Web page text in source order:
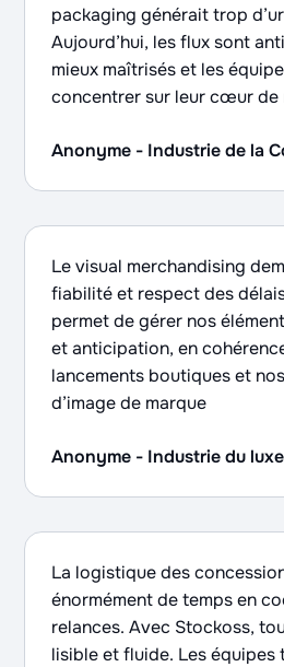
packaging générait trop
Aujourd’hui, les flux sont
mieux maîtrisés et les
concentrer sur leur cœur de
Anonyme - Industrie de la
Le visual merchandising
fiabilité et respect des
permet de gérer nos
et anticipation, en
lancements boutiques et
d’image de marque
Anonyme - Industrie du luxe
La logistique des
énormément de temps en
relances. Avec Stockoss,
lisible et fluide. Les équipes